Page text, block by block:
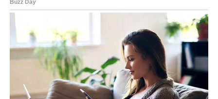
vam potpuno promijeniti život.
Jedan susret mogao bi probuditi emocije kakve dugo
niste osjetile.
Ribe koje su u vezi mogle bi konačno riješiti probleme
koji ih dugo muče. Pred vama su iskreni razgovori,
mnogo više razumijevanja i osjećaj da vas partner